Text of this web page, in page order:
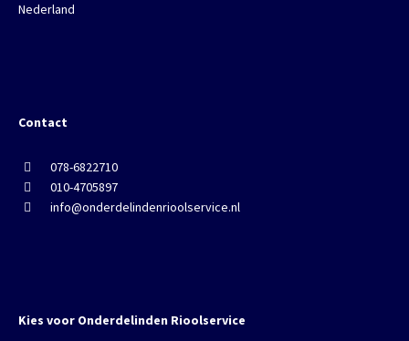
Nederland
Contact
078-6822710
010-4705897
info@onderdelindenrioolservice.nl
Kies voor Onderdelinden Rioolservice